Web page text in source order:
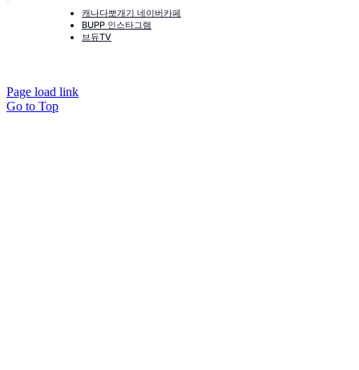
캐나다뽀개기 네이버카페
BUPP 인스타그램
브듀TV
Page load link
Go to Top